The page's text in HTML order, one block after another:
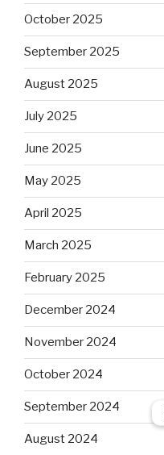
October 2025
September 2025
August 2025
July 2025
June 2025
May 2025
April 2025
March 2025
February 2025
December 2024
November 2024
October 2024
September 2024
August 2024